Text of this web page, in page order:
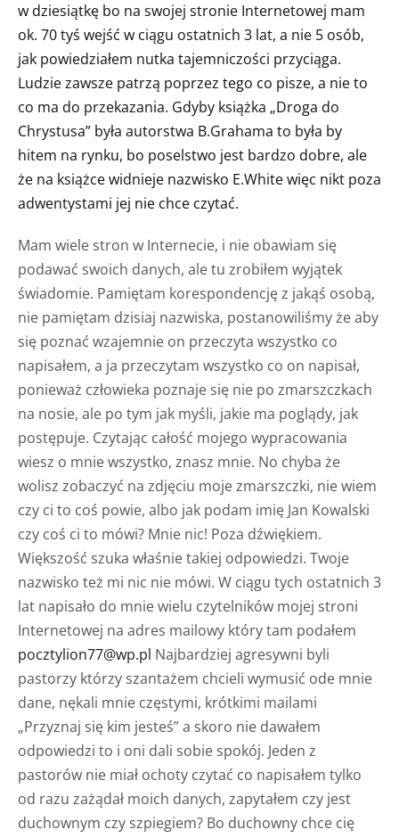
w dziesiątkę bo na swojej stronie Internetowej mam
ok. 70 tyś wejść w ciągu ostatnich 3 lat, a nie 5 osób,
jak powiedziałem nutka tajemniczości przyciąga.
Ludzie zawsze patrzą poprzez tego co pisze, a nie to
co ma do przekazania. Gdyby książka „Droga do
Chrystusa” była autorstwa B.Grahama to była by
hitem na rynku, bo poselstwo jest bardzo dobre, ale
że na książce widnieje nazwisko E.White więc nikt poza
adwentystami jej nie chce czytać.
Mam wiele stron w Internecie, i nie obawiam się
podawać swoich danych, ale tu zrobiłem wyjątek
świadomie. Pamiętam korespondencję z jakąś osobą,
nie pamiętam dzisiaj nazwiska, postanowiliśmy że aby
się poznać wzajemnie on przeczyta wszystko co
napisałem, a ja przeczytam wszystko co on napisał,
ponieważ człowieka poznaje się nie po zmarszczkach
na nosie, ale po tym jak myśli, jakie ma poglądy, jak
postępuje. Czytając całość mojego wypracowania
wiesz o mnie wszystko, znasz mnie. No chyba że
wolisz zobaczyć na zdjęciu moje zmarszczki, nie wiem
czy ci to coś powie, albo jak podam imię Jan Kowalski
czy coś ci to mówi? Mnie nic! Poza dźwiękiem.
Większość szuka właśnie takiej odpowiedzi. Twoje
nazwisko też mi nic nie mówi. W ciągu tych ostatnich 3
lat napisało do mnie wielu czytelników mojej stroni
Internetowej na adres mailowy który tam podałem
pocztylion77@wp.pl Najbardziej agresywni byli
pastorzy którzy szantażem chcieli wymusić ode mnie
dane, nękali mnie częstymi, krótkimi mailami
„Przyznaj się kim jesteś” a skoro nie dawałem
odpowiedzi to i oni dali sobie spokój. Jeden z
pastorów nie miał ochoty czytać co napisałem tylko
od razu zażądał moich danych, zapytałem czy jest
duchownym czy szpiegiem? Bo duchowny chce cię